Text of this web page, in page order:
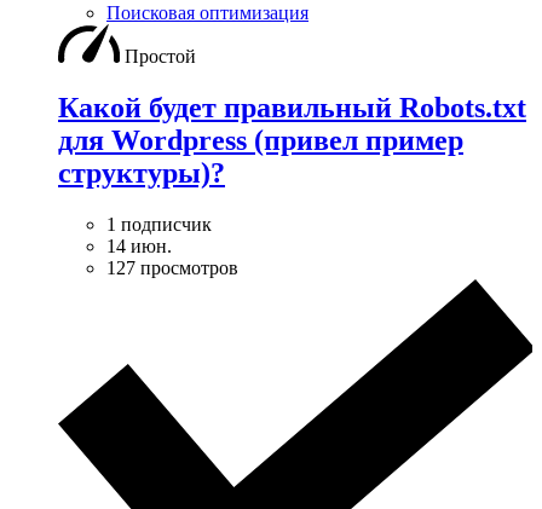
Поисковая оптимизация
Простой
Какой будет правильный Robots.txt
для Wordpress (привел пример
структуры)?
1 подписчик
14 июн.
127 просмотров